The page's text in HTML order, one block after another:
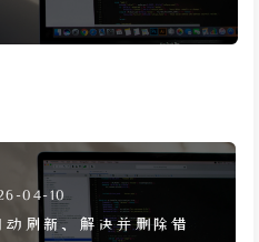
04-10
动刷新、解决并删除错